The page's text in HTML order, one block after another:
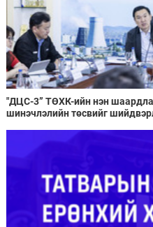
"ДЦС-3” ТӨХК-ийн нэн
шинэчлэлийн төсвийг